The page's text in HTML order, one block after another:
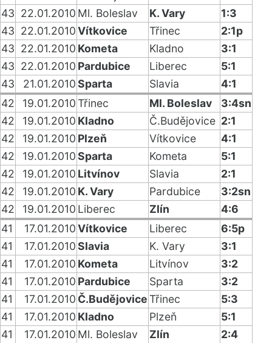
43 22.01.2010 Ml. Boleslav K. Vary
1:3
43 22.01.2010Vítkovice Třinec
2:1p
43 22.01.2010 Kometa Kladno
3:1
43 22.01.2010 Pardubice Liberec
5:1
43
21.01.2010Sparta Slavia
4:1
42
19.01.2010Třinec Ml. Boleslav
3:4sn
42
19.01.2010 Kladno Č.Budějovice 2:1
42
19.01.2010 Plzeň Vítkovice
4:1
42
19.01.2010Sparta Kometa
5:1
42
19.01.2010 Litvínov Slavia
2:1
42
19.01.2010 K. Vary Pardubice
3:2sn
42
19.01.2010 Liberec Zlín
4:6
41
17.01.2010Vítkovice Liberec
6:5p
41
17.01.2010Slavia K. Vary
3:1
41
17.01.2010 Kometa Litvínov
3:2
41
17.01.2010 Pardubice Sparta
3:2
41
17.01.2010 Č.BudějoviceTřinec
5:3
41
17.01.2010 Kladno Plzeň
5:1
41
17.01.2010 Ml. Boleslav Zlín 2:4